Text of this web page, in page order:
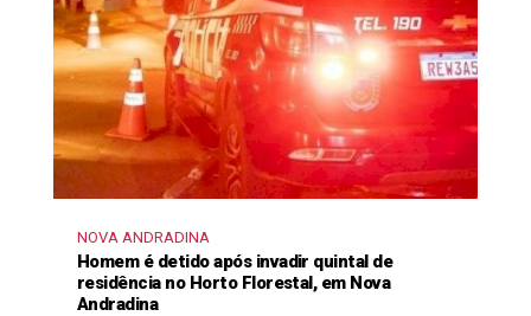
NOVA ANDRADINA
Homem é detido após invadir quintal de
residência no Horto Florestal, em Nova
Andradina